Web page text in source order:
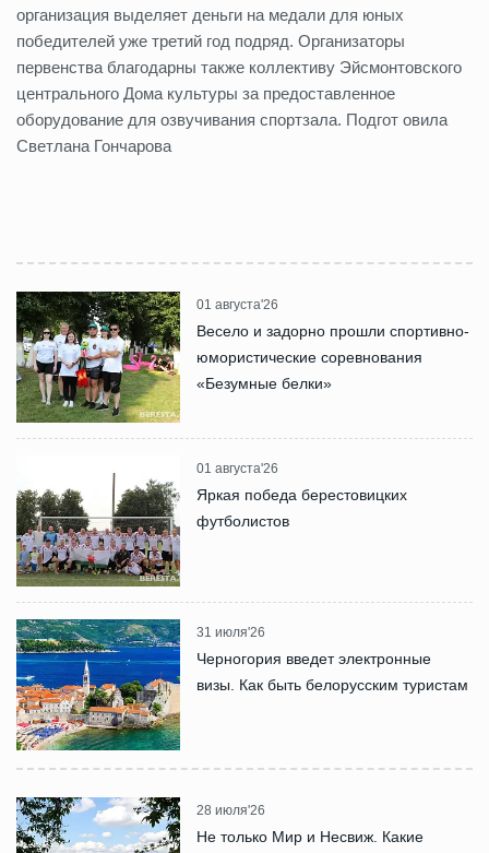
организация выделяет деньги на медали для юных
победителей уже третий год подряд. Организаторы
первенства благодарны также коллективу Эйсмонтовского
центрального Дома культуры за предоставленное
оборудование для озвучивания спортзала. Подгот овила
Светлана Гончарова
01 августа'26
Весело и задорно прошли спортивно-
юмористические соревнования
«Безумные белки»
01 августа'26
Яркая победа берестовицких
футболистов
31 июля'26
Черногория введет электронные
визы. Как быть белорусским туристам
28 июля'26
Не только Мир и Несвиж. Какие